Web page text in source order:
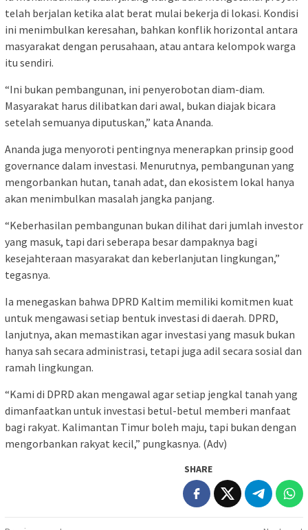
telah berjalan ketika alat berat mulai bekerja di lokasi. Kondisi
ini menimbulkan keresahan, bahkan konflik horizontal antara
masyarakat dengan perusahaan, atau antara kelompok warga
itu sendiri.
“Ini bukan pembangunan, ini penyerobotan diam-diam.
Masyarakat harus dilibatkan dari awal, bukan diajak bicara
setelah semuanya diputuskan,” kata Ananda.
Ananda juga menyoroti pentingnya menerapkan prinsip good
governance dalam investasi. Menurutnya, pembangunan yang
mengorbankan hutan, tanah adat, dan ekosistem lokal hanya
akan menimbulkan masalah jangka panjang.
“Keberhasilan pembangunan bukan dilihat dari jumlah investor
yang masuk, tapi dari seberapa besar dampaknya bagi
kesejahteraan masyarakat dan keberlanjutan lingkungan,”
tegasnya.
Ia menegaskan bahwa DPRD Kaltim memiliki komitmen kuat
untuk mengawasi setiap bentuk investasi di daerah. DPRD,
lanjutnya, akan memastikan agar investasi yang masuk bukan
hanya sah secara administrasi, tetapi juga adil secara sosial dan
ramah lingkungan.
“Kami di DPRD akan mengawal agar setiap jengkal tanah yang
dimanfaatkan untuk investasi betul-betul memberi manfaat
bagi rakyat. Kalimantan Timur boleh maju, tapi bukan dengan
mengorbankan rakyat kecil,” pungkasnya. (Adv)
SHARE